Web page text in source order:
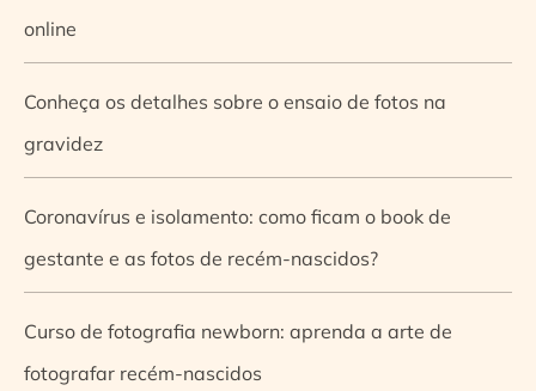
online
Conheça os detalhes sobre o ensaio de fotos na
gravidez
Coronavírus e isolamento: como ficam o book de
gestante e as fotos de recém-nascidos?
Curso de fotografia newborn: aprenda a arte de
fotografar recém-nascidos